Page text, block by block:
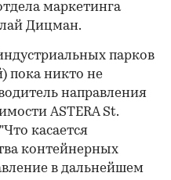
маркетинга
Дицман.
парков
пока никто не
направления
ASTERA St.
касается
контейнерных
в дальнейшем